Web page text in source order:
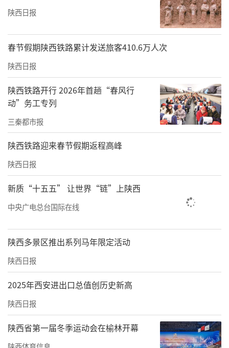
陕西日报
春节假期陕西铁路累计发送旅客410.6万人次
陕西日报
陕西铁路开行 2026年首趟“春风行
动”务工专列
三秦都市报
陕西铁路迎来春节假期返程高峰
陕西日报
新质“十五五” 让世界“链”上陕西
中央广电总台国际在线
陕西多景区推出系列马年限定活动
陕西日报
2025年西安进出口总值创历史新高
陕西日报
陕西省第一届冬季运动会在榆林开幕